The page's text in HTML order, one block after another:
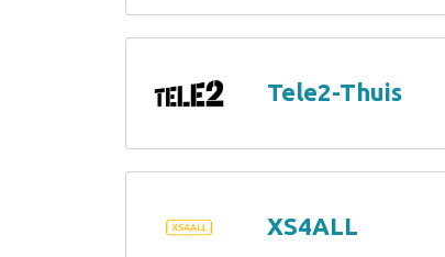
Tele2-Thuis
XS4ALL